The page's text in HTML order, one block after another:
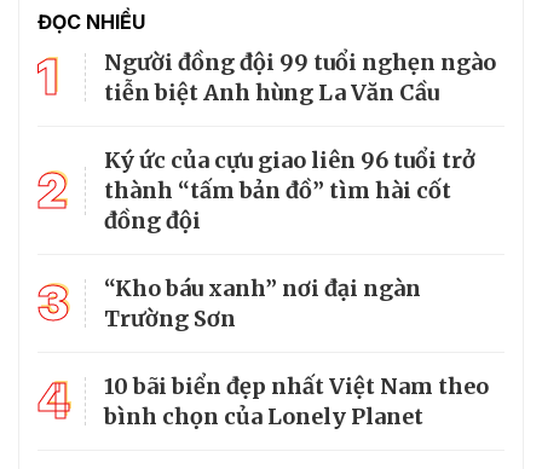
ĐỌC NHIỀU
1
Người đồng đội 99 tuổi nghẹn ngào
tiễn biệt Anh hùng La Văn Cầu
2
Ký ức của cựu giao liên 96 tuổi trở
thành “tấm bản đồ” tìm hài cốt
đồng đội
3
“Kho báu xanh” nơi đại ngàn
Trường Sơn
4
10 bãi biển đẹp nhất Việt Nam theo
bình chọn của Lonely Planet